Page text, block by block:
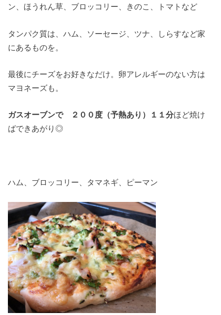
ン、ほうれん草、ブロッコリー、きのこ、トマトなど
タンパク質は、ハム、ソーセージ、ツナ、しらすなど家
にあるものを。
最後にチーズをお好きなだけ。卵アレルギーのない方は
マヨネーズも。
ガスオーブンで ２００度（予熱あり）１１分ほど焼け
ばできあがり◎
ハム、ブロッコリー、タマネギ、ピーマン